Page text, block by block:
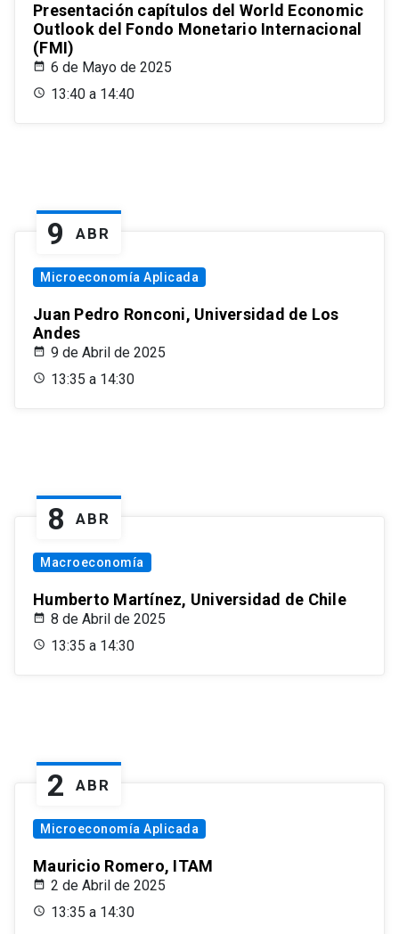
Presentación capítulos del World Economic
Outlook del Fondo Monetario Internacional
(FMI)
6 de Mayo de 2025
13:40 a 14:40
9 ABR
Microeconomía Aplicada
Juan Pedro Ronconi, Universidad de Los
Andes
9 de Abril de 2025
13:35 a 14:30
8 ABR
Macroeconomía
Humberto Martínez, Universidad de Chile
8 de Abril de 2025
13:35 a 14:30
2 ABR
Microeconomía Aplicada
Mauricio Romero, ITAM
2 de Abril de 2025
13:35 a 14:30